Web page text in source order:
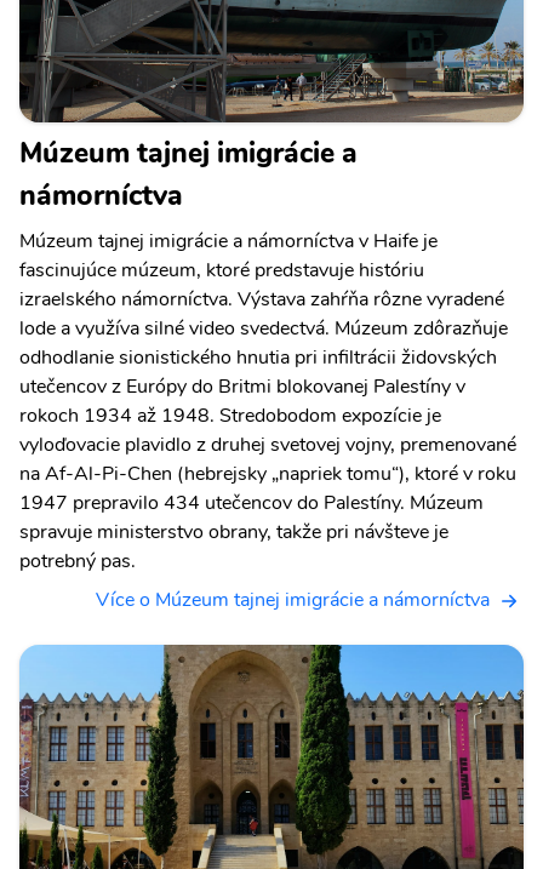
Múzeum tajnej imigrácie a
námorníctva
Múzeum tajnej imigrácie a námorníctva v Haife je
fascinujúce múzeum, ktoré predstavuje históriu
izraelského námorníctva. Výstava zahŕňa rôzne vyradené
lode a využíva silné video svedectvá. Múzeum zdôrazňuje
odhodlanie sionistického hnutia pri infiltrácii židovských
utečencov z Európy do Britmi blokovanej Palestíny v
rokoch 1934 až 1948. Stredobodom expozície je
vyloďovacie plavidlo z druhej svetovej vojny, premenované
na Af-Al-Pi-Chen (hebrejsky „napriek tomu“), ktoré v roku
1947 prepravilo 434 utečencov do Palestíny. Múzeum
spravuje ministerstvo obrany, takže pri návšteve je
potrebný pas.
Více o Múzeum tajnej imigrácie a námorníctva